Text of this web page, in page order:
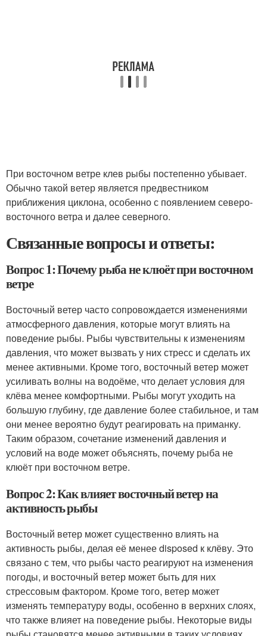
При восточном ветре клев рыбы постепенно убывает.
Обычно такой ветер является предвестником
приближения циклона, особенно с появлением северо-
восточного ветра и далее северного.
Связанные вопросы и ответы:
Вопрос 1: Почему рыба не клюёт при восточном
ветре
Восточный ветер часто сопровождается изменениями
атмосферного давления, которые могут влиять на
поведение рыбы. Рыбы чувствительны к изменениям
давления, что может вызвать у них стресс и сделать их
менее активными. Кроме того, восточный ветер может
усиливать волны на водоёме, что делает условия для
клёва менее комфортными. Рыбы могут уходить на
большую глубину, где давление более стабильное, и там
они менее вероятно будут реагировать на приманку.
Таким образом, сочетание изменений давления и
условий на воде может объяснять, почему рыба не
клюёт при восточном ветре.
Вопрос 2: Как влияет восточный ветер на
активность рыбы
Восточный ветер может существенно влиять на
активность рыбы, делая её менее disposed к клёву. Это
связано с тем, что рыбы часто реагируют на изменения
погоды, и восточный ветер может быть для них
стрессовым фактором. Кроме того, ветер может
изменять температуру воды, особенно в верхних слоях,
что также влияет на поведение рыбы. Некоторые виды